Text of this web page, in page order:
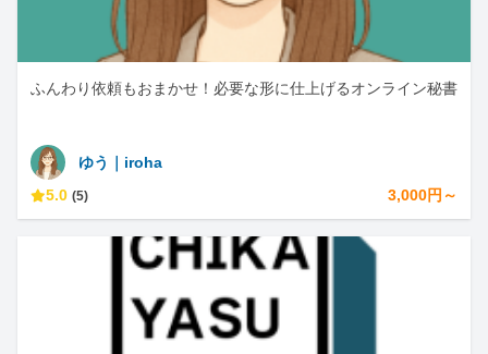
ふんわり依頼もおまかせ！必要な形に仕上げるオンライン秘書
ゆう｜iroha
5.0 (5) 3,000円～